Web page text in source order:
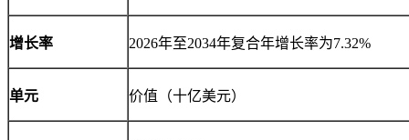
增长率 2026年至2034年复合年增长率为7.32%
单元 价值（十亿美元）